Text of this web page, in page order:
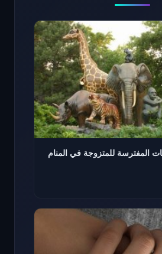
المفترسة للمتزوجة في المنام